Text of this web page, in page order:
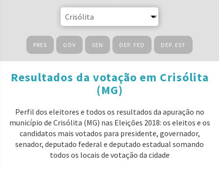
PRES GOV SEN DEP. FED DEP. EST
Resultados da votação em Crisólita
(MG)
Perfil dos eleitores e todos os resultados da apuração no
município de Crisólita (MG) nas Eleições 2018: os eleitos e os
candidatos mais votados para presidente, governador,
senador, deputado federal e deputado estadual somando
todos os locais de votação da cidade